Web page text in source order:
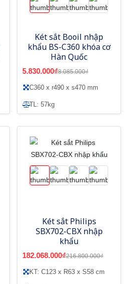
Két sắt Booil nhập
khẩu BS-C360 khóa cơ
Hàn Quốc
5.830.000₫8.085.000₫
C360 x r490 x s470 mm
TL: 57kg
Két sắt Philips
SBX702-CBX nhập
khẩu
182.068.000₫216.800.000₫
KT: C123 x R63 x S58 cm